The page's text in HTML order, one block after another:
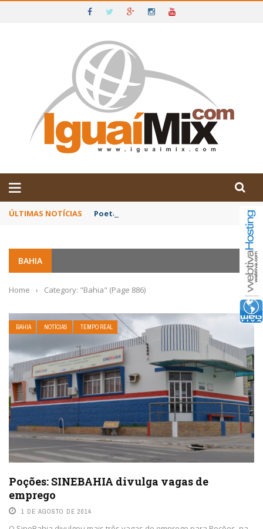
IGUAÍ E SUDOESTE DA BAHIA
ÚLTIMAS NOTÍCIAS Poetas baianos representam o Brasil no
BAHIA
Home › Category: "Bahia" (Page 886)
BAHIA NOTÍCIAS TEMPO REAL
Poções: SINEBAHIA divulga vagas de
emprego
1 DE AGOSTO DE 2014